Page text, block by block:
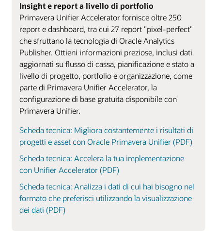
Insight e report a livello di portfolio
Primavera Unifier Accelerator fornisce oltre 250
report e dashboard, tra cui 27 report "pixel-perfect"
che sfruttano la tecnologia di Oracle Analytics
Publisher. Ottieni informazioni preziose, inclusi dati
aggiornati su flusso di cassa, pianificazione e stato a
livello di progetto, portfolio e organizzazione, come
parte di Primavera Unifier Accelerator, la
configurazione di base gratuita disponibile con
Primavera Unifier.
Scheda tecnica: Migliora costantemente i risultati di
progetti e asset con Oracle Primavera Unifier (PDF)
Scheda tecnica: Accelera la tua implementazione
con Unifier Accelerator (PDF)
Scheda tecnica: Analizza i dati di cui hai bisogno nel
formato che preferisci utilizzando la visualizzazione
dei dati (PDF)